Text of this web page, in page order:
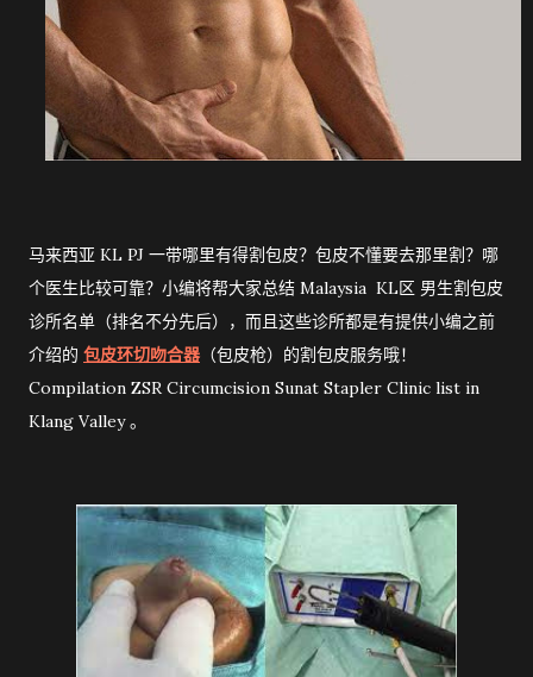
马来西亚 KL PJ 一带哪里有得割包皮？包皮不懂要去那里割？哪
个医生比较可靠？小编将帮大家总结 Malaysia KL区 男生割包皮
诊所名单（排名不分先后），而且这些诊所都是有提供小编之前
介绍的 包皮环切吻合器（包皮枪）的割包皮服务哦！
Compilation ZSR Circumcision Sunat Stapler Clinic list in
Klang Valley 。